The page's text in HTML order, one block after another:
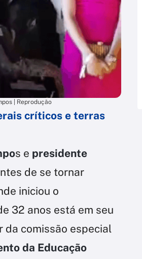
| Reprodução
críticos e terras
s e presidente
de se tornar
iniciou o
32 anos está em seu
da comissão especial
da Educação